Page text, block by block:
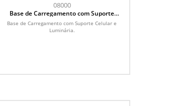
08000
Base de Carregamento com Suporte
Celular e Luminária
Base de Carregamento com Suporte Celular e
Luminária.